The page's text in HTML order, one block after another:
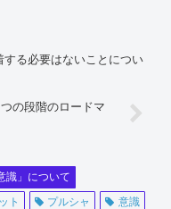
する必要はないことについ
の段階のロードマ
識」について
ト プルシャ
意識